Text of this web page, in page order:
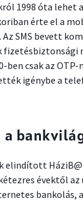
1998 óta lehet
érte el a
SMS bevett
fizetésbiztonsági
ben csak az
igénybe a
a
elindított
évektől az
bankolás,